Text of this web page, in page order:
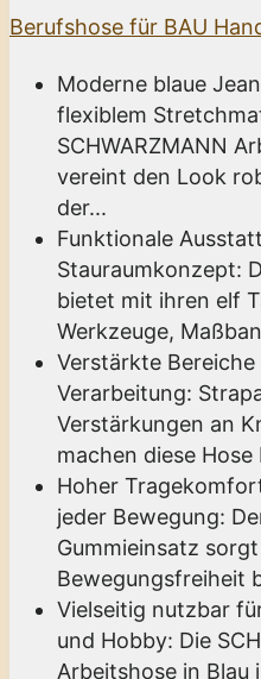
Berufshose für BAU
Moderne blaue
flexiblem
SCHWARZMANN
vereint den Look
der...
Funktionale
Stauraumkonzept:
bietet mit ihren elf
Werkzeuge,
Verstärkte
Verarbeitung:
Verstärkungen an
machen diese Hose
Hoher
jeder Bewegung:
Gummieinsatz
Bewegungsfreiheit
Vielseitig nutzbar
und Hobby: Die
Arbeitshose in